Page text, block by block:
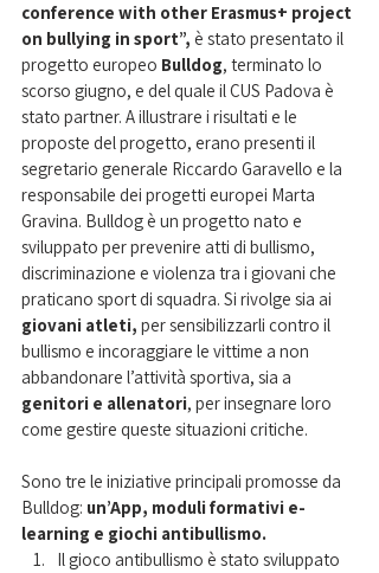
conference with other Erasmus+ project
on bullying in sport”, è stato presentato il
progetto europeo Bulldog, terminato lo
scorso giugno, e del quale il CUS Padova è
stato partner. A illustrare i risultati e le
proposte del progetto, erano presenti il
segretario generale Riccardo Garavello e la
responsabile dei progetti europei Marta
Gravina. Bulldog è un progetto nato e
sviluppato per prevenire atti di bullismo,
discriminazione e violenza tra i giovani che
praticano sport di squadra. Si rivolge sia ai
giovani atleti, per sensibilizzarli contro il
bullismo e incoraggiare le vittime a non
abbandonare l’attività sportiva, sia a
genitori e allenatori, per insegnare loro
come gestire queste situazioni critiche.
Sono tre le iniziative principali promosse da
Bulldog: un’App, moduli formativi e-
learning e giochi antibullismo.
Il gioco antibullismo è stato sviluppato